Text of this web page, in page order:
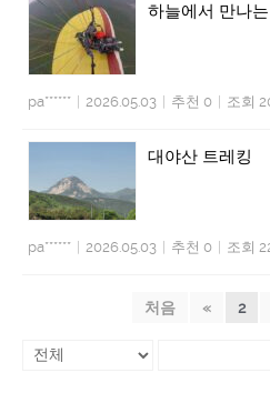
하늘에서 만나
pa****** 2026.05.03 추천 0 조회
대야산 트레킹
pa****** 2026.05.03 추천 0 조회
처음 « 2